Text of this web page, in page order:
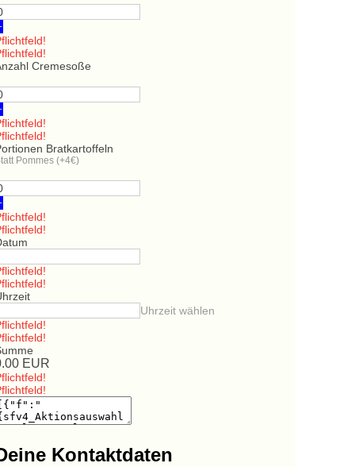
Cremesoße
Bratkartoffeln
Pommes (+4€)
Uhrzeit wählen
EUR
Kontaktdaten